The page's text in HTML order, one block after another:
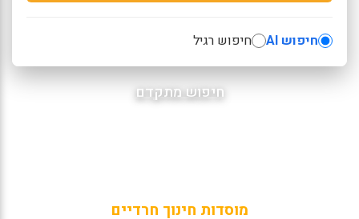
חיפוש AI חיפוש רגיל
חיפוש מתקדם
מוסדות חינוך חרדיים